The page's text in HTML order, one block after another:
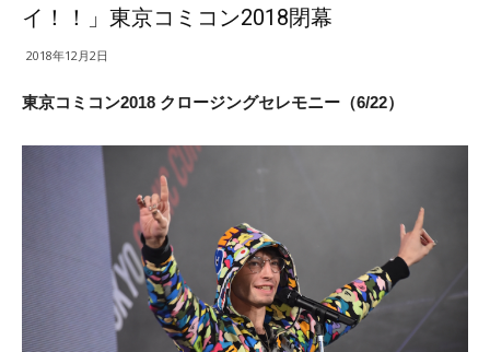
イ！！」東京コミコン2018閉幕
2018年12月2日
東京コミコン2018 クロージングセレモニー（6/22）